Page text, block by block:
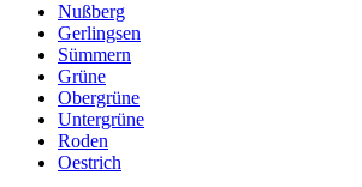
Nußberg
Gerlingsen
Sümmern
Grüne
Obergrüne
Untergrüne
Roden
Oestrich